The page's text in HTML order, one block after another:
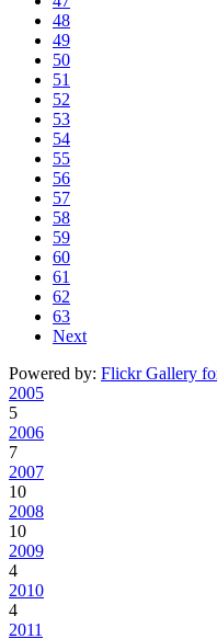
48
49
50
51
52
53
54
55
56
57
58
59
60
61
62
63
Next
Powered by: Flickr Gallery
2005
5
2006
7
2007
10
2008
10
2009
4
2010
4
2011